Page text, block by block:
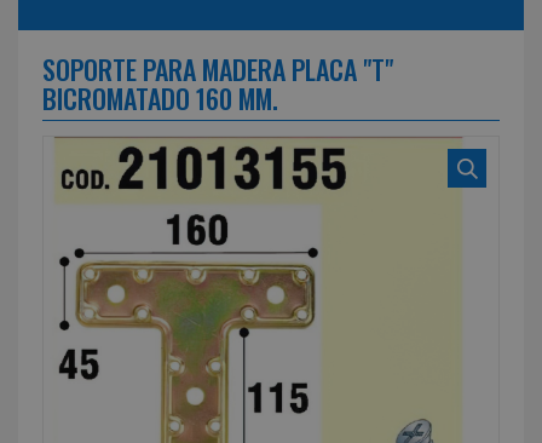
SOPORTE PARA MADERA PLACA "T"
BICROMATADO 160 MM.